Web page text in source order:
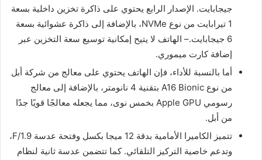
جيجابايت. الإصدار الرابع يحتوي على ذاكرة تخزين داخلية بسعة
1 تيرابايت من نوع NVMe، بالإضافة إلى ذاكرة عشوائية بسعة
6 جيجابايت.– الهاتف لا يتيح إمكانية توسيع سعة التخزين عبر
إضافة كارت ميموري.
أما بالنسبة للأداء، فإن الهاتف يحتوي على معالج من شركة أبل
من نوع A16 Bionic بتقنية 4 نانومتر، بالإضافة إلى معالج
رسومي Apple GPU بخمس نوى، مما يجعله معالجًا قويًا جدًا
من أبل.
تتميز الكاميرا الأمامية بدقة 12 ميجا بكسل وفتحة عدسة F/1.9،
وتدعم خاصية التركيز التلقائي. كما تتضمن عدسة ثانية لنظام